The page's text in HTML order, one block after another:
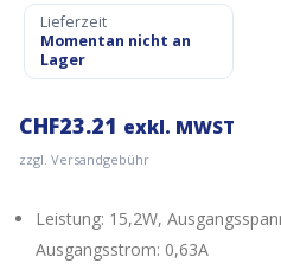
Lieferzeit
Momentan nicht an
Lager
CHF23.21 exkl. MWST
zzgl. Versandgebühr
Leistung: 15,2W,
Ausgangsstrom: 0,63A